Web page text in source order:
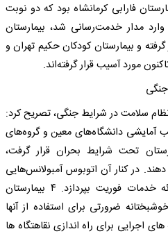
فارابی کرمانشاه بود که دو نوبت
مدار خدمت‌رسانی شد، بیمارستان
و بیمارستان کودکان حکیم تهران و
مورد آسیب قرار گرفته‌اند.
سلامت در شرایط جنگی، تصریح کرد:
علوم پزشکی در ۱۰ قطب آمایشی دانشگاه‌های معین و گروه‌های
تحت شرایط بحران قرار گرفت،
در کنار آن اتوبوس آمبولانس‌هایی
پیش بینی شده که بتواند به ارائه خدمات فوریت بپردازد. ۴ بیمارستان
ضرورتی برای استفاده از آنها
اجرایی برای راه اندازی نقاهتگاه ها